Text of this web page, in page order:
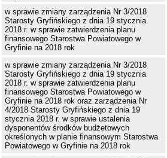
w sprawie zmiany zarządzenia Nr 3/2018
Starosty Gryfińskiego z dnia 19 stycznia
2018 r. w sprawie zatwierdzenia planu
finansowego Starostwa Powiatowego w
Gryfinie na 2018 rok
w sprawie zmiany zarządzenia Nr 3/2018
Starosty Gryfińskiego z dnia 19 stycznia
2018 r. w sprawie zatwierdzenia planu
finansowego Starostwa Powiatowego w
Gryfinie na 2018 rok oraz zarządzenia Nr
4/2018 Starosty Gryfińskiego z dnia 19
stycznia 2018 r. w sprawie ustalenia
dysponentów środków budżetowych
określonych w planie finansowym Starostwa
Powiatowego w Gryfinie na 2018 rok